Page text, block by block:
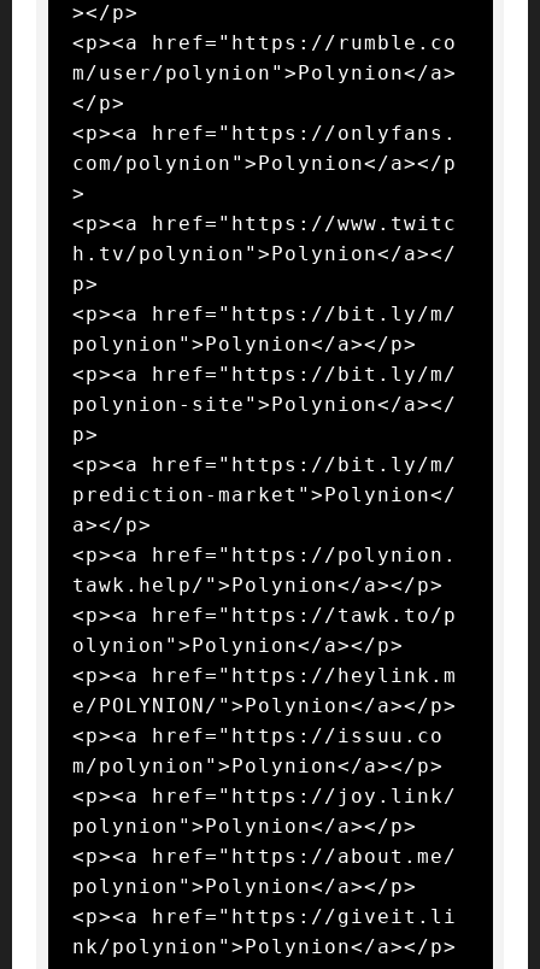
></p>
<p><a href="https://rumble.co
m/user/polynion">Polynion</a>
</p>
<p><a href="https://onlyfans.
com/polynion">Polynion</a></p
>
<p><a href="https://www.twitc
h.tv/polynion">Polynion</a></
p>
<p><a href="https://bit.ly/m/
polynion">Polynion</a></p>
<p><a href="https://bit.ly/m/
polynion-site">Polynion</a></
p>
<p><a href="https://bit.ly/m/
prediction-market">Polynion</
a></p>
<p><a href="https://polynion.
tawk.help/">Polynion</a></p>
<p><a href="https://tawk.to/p
olynion">Polynion</a></p>
<p><a href="https://heylink.m
e/POLYNION/">Polynion</a></p>
<p><a href="https://issuu.co
m/polynion">Polynion</a></p>
<p><a href="https://joy.link/
polynion">Polynion</a></p>
<p><a href="https://about.me/
polynion">Polynion</a></p>
<p><a href="https://giveit.li
nk/polynion">Polynion</a></p>